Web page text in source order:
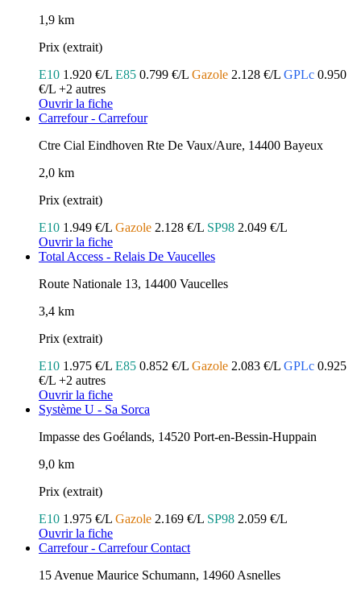
1,9 km
Prix (extrait)
E10 1.920 €/L E85 0.799 €/L Gazole 2.128 €/L GPLc 0.950
€/L +2 autres
Ouvrir la fiche
Carrefour - Carrefour
Ctre Cial Eindhoven Rte De Vaux/Aure, 14400 Bayeux
2,0 km
Prix (extrait)
E10 1.949 €/L Gazole 2.128 €/L SP98 2.049 €/L
Ouvrir la fiche
Total Access - Relais De Vaucelles
Route Nationale 13, 14400 Vaucelles
3,4 km
Prix (extrait)
E10 1.975 €/L E85 0.852 €/L Gazole 2.083 €/L GPLc 0.925
€/L +2 autres
Ouvrir la fiche
Système U - Sa Sorca
Impasse des Goélands, 14520 Port-en-Bessin-Huppain
9,0 km
Prix (extrait)
E10 1.975 €/L Gazole 2.169 €/L SP98 2.059 €/L
Ouvrir la fiche
Carrefour - Carrefour Contact
15 Avenue Maurice Schumann, 14960 Asnelles